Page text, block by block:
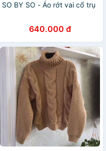
SO BY SO - Áo rớt vai cổ trụ
640.000 đ